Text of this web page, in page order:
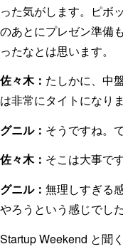
った気がします。ピボ
のあとにプレゼン準備
ったなとは思います。
佐々木： たしかに、中
は非常にタイトになり
グニル： そうですね。
佐々木： そこは大事で
グニル： 無理しすぎる
やろうという感じでした
Startup Weekend と聞